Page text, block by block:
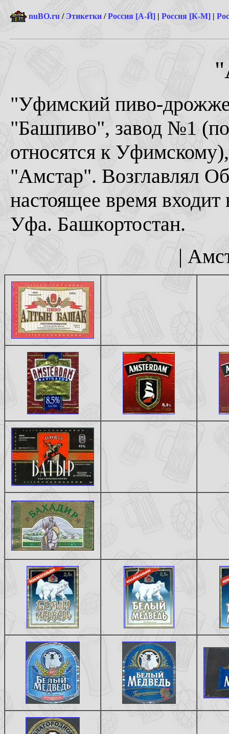
nuBO.ru /Этикетки /Россия [А-Й] | Россия [К-М] |
"Уфимский пиво-
"Башпиво", завод №1
относятся к
"Амстар". Возглавлял
настоящее время
Уфа. Башкoртостан.
|